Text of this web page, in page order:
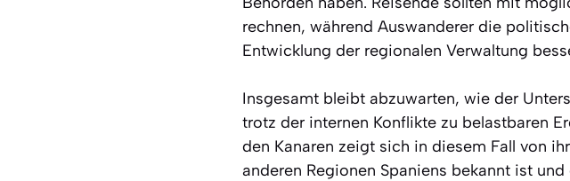
rechnen, während Auswanderer die
Entwicklung der regionalen Verwaltung
Insgesamt bleibt abzuwarten, wie der
trotz der internen Konflikte zu belastbaren
den Kanaren zeigt sich in diesem Fall von
anderen Regionen Spaniens bekannt ist